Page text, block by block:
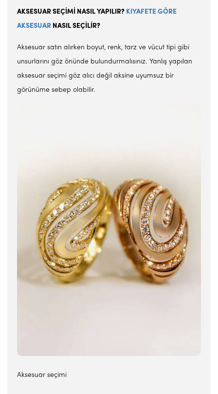
AKSESUAR SEÇİMİ NASIL YAPILIR? KIYAFETE GÖRE
AKSESUAR NASIL SEÇİLİR?
Aksesuar satın alırken boyut, renk, tarz ve vücut tipi gibi
unsurlarını göz önünde bulundurmalısınız. Yanlış yapılan
aksesuar seçimi göz alıcı değil aksine uyumsuz bir
görünüme sebep olabilir.
Aksesuar seçimi